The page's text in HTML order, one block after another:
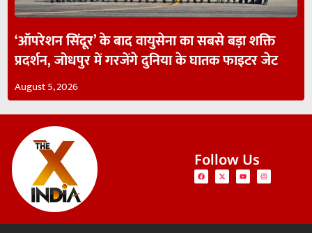
‘ऑपरेशन सिंदूर’ के बाद वायुसेना का सबसे बड़ा शक्ति
प्रदर्शन, जोधपुर में गरजेंगे दुनिया के घातक फाइटर जेट
August 5, 2026
Follow Us